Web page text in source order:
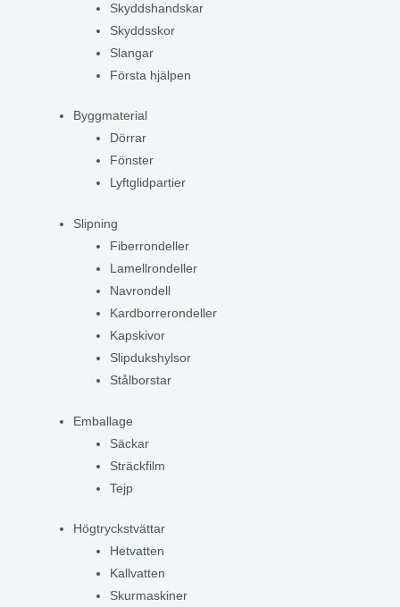
Skyddshandskar
Skyddsskor
Slangar
Första hjälpen
Byggmaterial
Dörrar
Fönster
Lyftglidpartier
Slipning
Fiberrondeller
Lamellrondeller
Navrondell
Kardborrerondeller
Kapskivor
Slipdukshylsor
Stålborstar
Emballage
Säckar
Sträckfilm
Tejp
Högtryckstvättar
Hetvatten
Kallvatten
Skurmaskiner